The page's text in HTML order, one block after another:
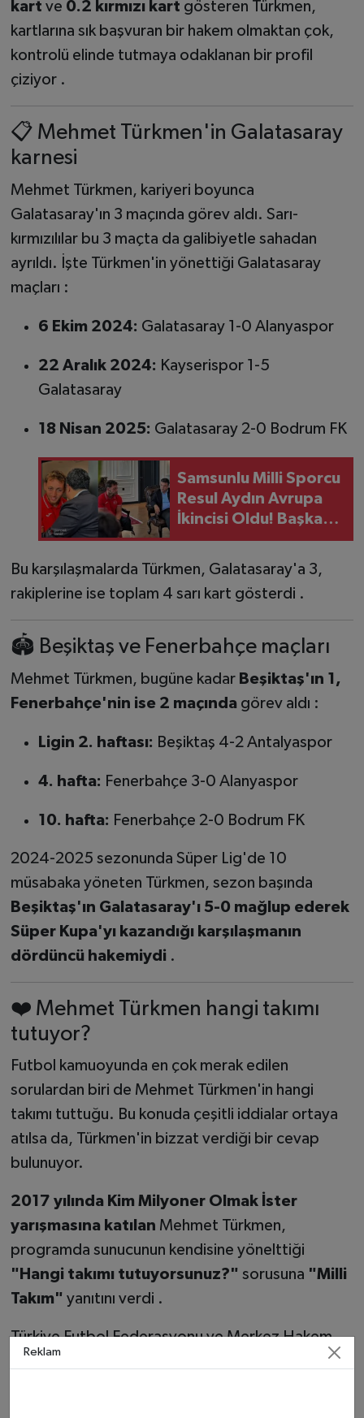
kart ve 0.2 kırmızı kart gösteren Türkmen,
kartlarına sık başvuran bir hakem olmaktan çok,
kontrolü elinde tutmaya odaklanan bir profil
çiziyor .
📋 Mehmet Türkmen'in Galatasaray
karnesi
Mehmet Türkmen, kariyeri boyunca
Galatasaray'ın 3 maçında görev aldı. Sarı-
kırmızılılar bu 3 maçta da galibiyetle sahadan
ayrıldı. İşte Türkmen'in yönettiği Galatasaray
maçları :
6 Ekim 2024: Galatasaray 1-0 Alanyaspor
22 Aralık 2024: Kayserispor 1-5
Galatasaray
18 Nisan 2025: Galatasaray 2-0 Bodrum FK
Samsunlu Milli Sporcu
Resul Aydın Avrupa
İkincisi Oldu! Başkan
Halit Doğan Başarıyı
Kutladı
Bu karşılaşmalarda Türkmen, Galatasaray'a 3,
rakiplerine ise toplam 4 sarı kart gösterdi .
🏟️ Beşiktaş ve Fenerbahçe maçları
Mehmet Türkmen, bugüne kadar Beşiktaş'ın 1,
Fenerbahçe'nin ise 2 maçındagörev aldı :
Ligin 2. haftası: Beşiktaş 4-2 Antalyaspor
4. hafta: Fenerbahçe 3-0 Alanyaspor
10. hafta: Fenerbahçe 2-0 Bodrum FK
2024-2025 sezonunda Süper Lig'de 10
müsabaka yöneten Türkmen, sezon başında
Beşiktaş'ın Galatasaray'ı 5-0 mağlup ederek
Süper Kupa'yı kazandığı karşılaşmanın
dördüncü hakemiydi.
❤️ Mehmet Türkmen hangi takımı
tutuyor?
Futbol kamuoyunda en çok merak edilen
sorulardan biri de Mehmet Türkmen'in hangi
takımı tuttuğu. Bu konuda çeşitli iddialar ortaya
atılsa da, Türkmen'in bizzat verdiği bir cevap
bulunuyor.
2017 yılında Kim Milyoner Olmak İster
yarışmasına katılan Mehmet Türkmen,
programda sunucunun kendisine yönelttiği
"Hangi takımı tutuyorsunuz?" sorusuna "Milli
Takım" yanıtını verdi .
Türkiye Futbol Federasyonu ve Merkez Hakem
Reklam